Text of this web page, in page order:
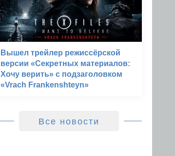
Вышел трейлер режиссёрской
версии «Секретных материалов:
Хочу верить» с подзаголовком
«Vrach Frankenshteyn»
Все новости